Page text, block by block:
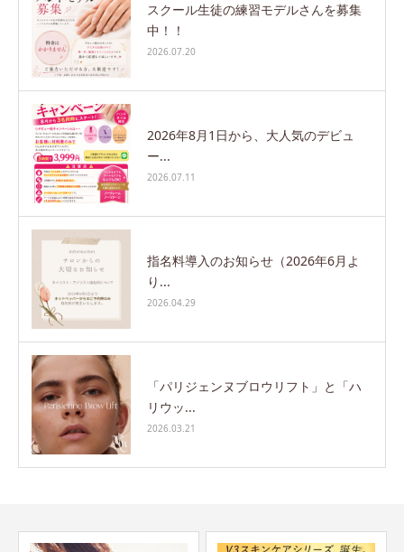
スクール生徒の練習モデルさんを募集
中！！
2026.07.20
2026年8月1日から、大人気のデビュ
ー...
2026.07.11
指名料導入のお知らせ（2026年6月よ
り...
2026.04.29
「パリジェンヌブロウリフト」と「ハ
リウッ...
2026.03.21